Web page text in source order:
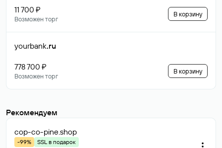
11 700 ₽
Возможен торг
В корзину
yourbank.ru
778 700 ₽
Возможен торг
В корзину
Рекомендуем
cop-co-pine.shop
-99%
SSL в подарок